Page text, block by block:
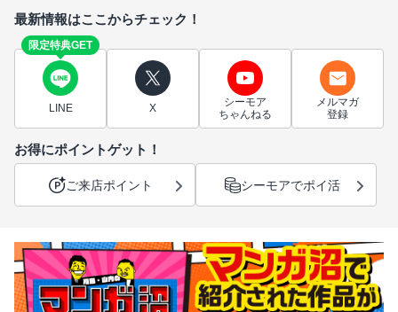
最新情報はここからチェック！
限定特典GET
LINE X
シーモア
ちゃんねる
メルマガ
登録
お得にポイントゲット！
ご来店ポイント シーモアでポイ活